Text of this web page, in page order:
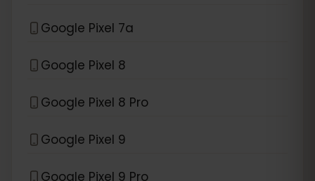
Google Pixel 7a
Google Pixel 8
Google Pixel 8 Pro
Google Pixel 9
Google Pixel 9 Pro